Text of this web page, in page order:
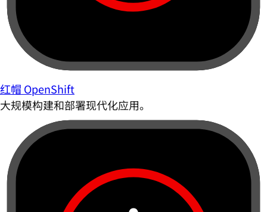
红帽 OpenShift
大规模构建和部署现代化应用。